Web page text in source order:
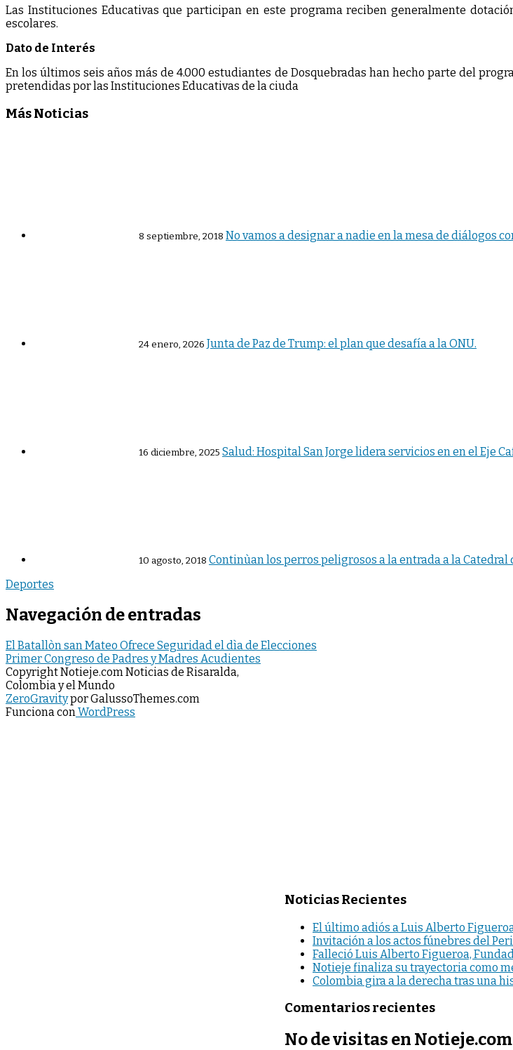
Las Instituciones Educativas que participan en este programa reciben generalmente
escolares.
Dato de Interés
En los últimos seis años más de 4.000 estudiantes de Dosquebradas han hecho parte del
pretendidas por las Instituciones Educativas de la ciuda
Más Noticias
8 septiembre, 2018 No vamos a designar a nadie en la mesa de diálogos
24 enero, 2026 Junta de Paz de Trump: el plan que desafía a la ONU.
16 diciembre, 2025 Salud: Hospital San Jorge lidera servicios en en el Eje
10 agosto, 2018 Continùan los perros peligrosos a la entrada a la Catedral
Deportes
Navegación de entradas
El Batallòn san Mateo Ofrece Seguridad el dìa de Elecciones
Primer Congreso de Padres y Madres Acudientes
Noticias Recientes
El último adiós a Luis Alberto
Invitación a los actos fúnebres del
Falleció Luis Alberto Figueroa,
Notieje finaliza su trayectoria como
Colombia gira a la derecha tras una
Comentarios recientes
No de visitas en Notieje.com
Copyright Notieje.com Noticias de Risaralda,
Colombia y el Mundo
ZeroGravitypor GalussoThemes.com
Funciona conWordPress